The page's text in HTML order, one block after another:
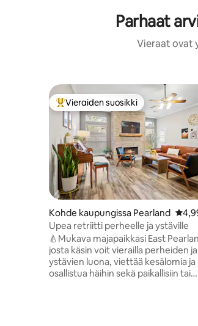
Parhaat
Vieraat ovat
Vieraiden suosikkien
Vieraiden suosikki
Kohde kaupungissa Pearland
Upea retriitti perheelle ja ystäville
🍐Mukava majapaikkasi East
josta käsin voit vierailla perheiden ja
ystävien luona, viettää kesälomia ja
osallistua häihin sekä paikallisiin tai